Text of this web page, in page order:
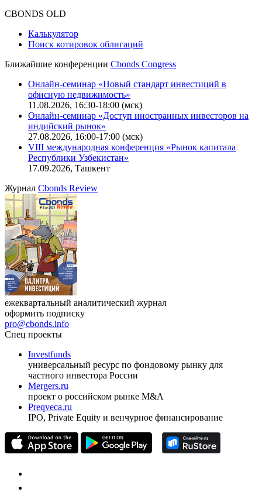
CBONDS OLD
Калькулятор
Поиск котировок облигаций
Ближайшие конференции Cbonds Congress
Онлайн-семинар «Новый стандарт инвестиций в
офисную недвижимость»
11.08.2026, 16:30-18:00 (мск)
Онлайн-семинар «Доступ иностранных инвесторов на
индийский рынок»
27.08.2026, 16:00-17:00 (мск)
VIII международная конференция «Рынок капитала
Республики Узбекистан»
17.09.2026, Ташкент
Журнал Cbonds Review
ежеквартальный аналитический журнал
оформить подписку
pro@cbonds.info
Спец проекты
Investfunds
универсальный ресурс по фондовому рынку для
частного инвестора России
Mergers.ru
проект о российском рынке M&A
Preqveca.ru
IPO, Private Equity и венчурное финансирование